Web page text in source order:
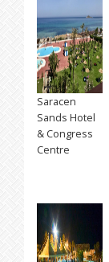
Saracen
Sands Hotel
& Congress
Centre